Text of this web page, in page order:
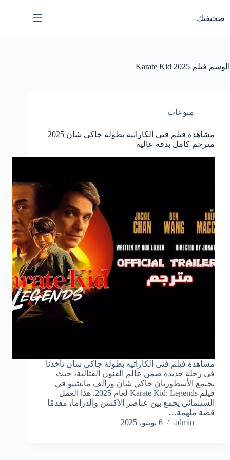
المحتوى
صحيفتك
الوسم فيلم Karate Kid 2025
منوعات
مشاهدة فيلم فتى الكاراتيه بطولة جاكي شان 2025
مترجم كامل بدقة عالية
مشاهدة فيلم فتى الكاراتيه بطولة جاكي شان تأخذنا
في رحلة جديدة ضمن عالم الفنون القتالية، حيث
يجتمع الأسطورتان جاكي شان ورالف ماتشيو في
فيلم Karate Kid: Legends لعام 2025. هذا العمل
السينمائي يجمع بين عناصر الأكشن والدراما، مقدمًا
قصة ملهمة…
admin
6 يونيو، 2025